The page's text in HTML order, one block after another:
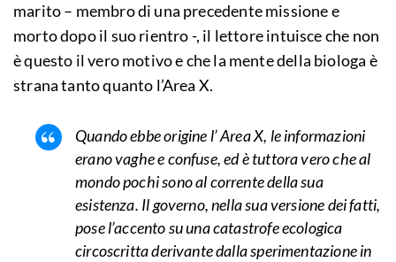
marito – membro di una precedente missione e
morto dopo il suo rientro -, il lettore intuisce che non
è questo il vero motivo e che la mente della biologa è
strana tanto quanto l’Area X.
Quando ebbe origine l’ Area X, le informazioni
erano vaghe e confuse, ed è tuttora vero che al
mondo pochi sono al corrente della sua
esistenza. Il governo, nella sua versione dei fatti,
pose l’accento su una catastrofe ecologica
circoscritta derivante dalla sperimentazione in